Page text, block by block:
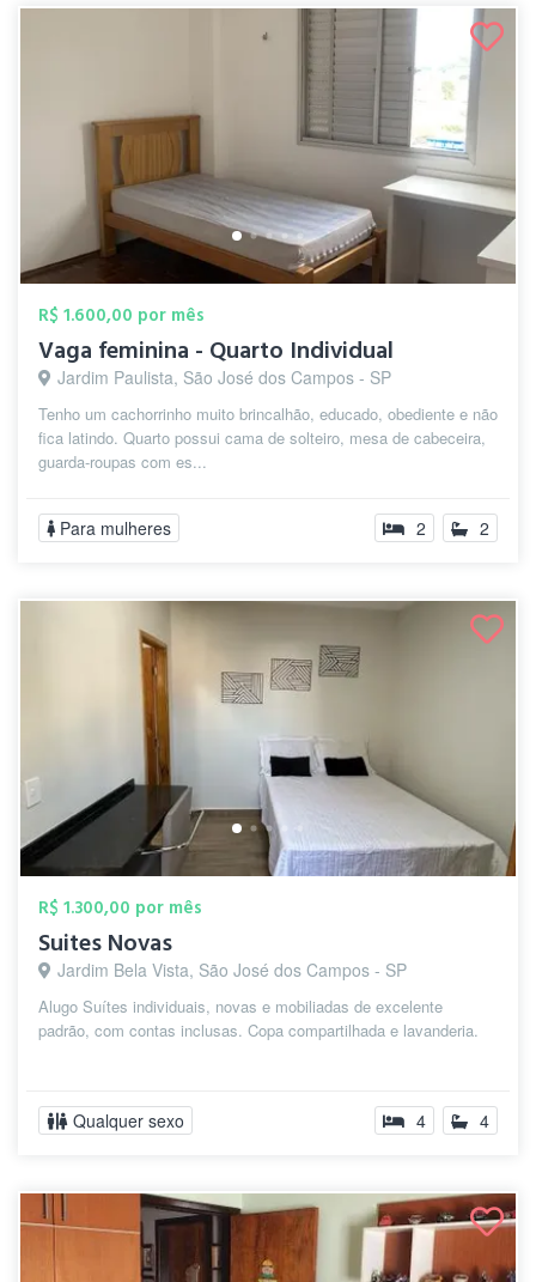
R$ 1.600,00 por mês
Vaga feminina - Quarto Individual
Jardim Paulista, São José dos Campos - SP
Tenho um cachorrinho muito brincalhão, educado, obediente e não
fica latindo. Quarto possui cama de solteiro, mesa de cabeceira,
guarda-roupas com es...
Para mulheres 2 2
R$ 1.300,00 por mês
Suites Novas
Jardim Bela Vista, São José dos Campos - SP
Alugo Suítes individuais, novas e mobiliadas de excelente
padrão, com contas inclusas. Copa compartilhada e lavanderia.
Qualquer sexo 4 4